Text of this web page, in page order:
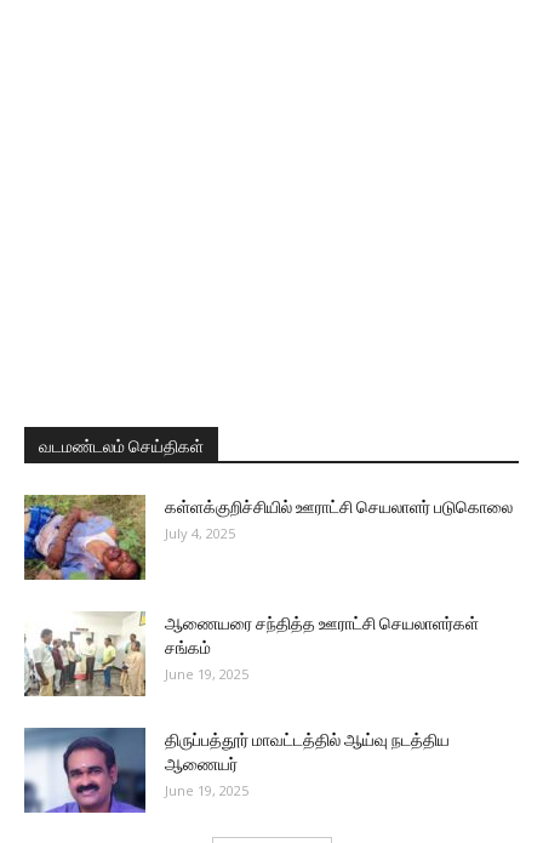
வடமண்டலம் செய்திகள்
கள்ளக்குறிச்சியில் ஊராட்சி செயலாளர் படுகொலை
July 4, 2025
ஆணையரை சந்தித்த ஊராட்சி செயலாளர்கள்
சங்கம்
June 19, 2025
திருப்பத்தூர் மாவட்டத்தில் ஆய்வு நடத்திய
ஆணையர்
June 19, 2025